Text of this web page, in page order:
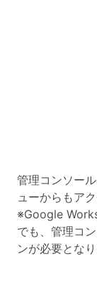
管理コンソー
ューからもア
※Google
でも、管理コ
ンが必要となり